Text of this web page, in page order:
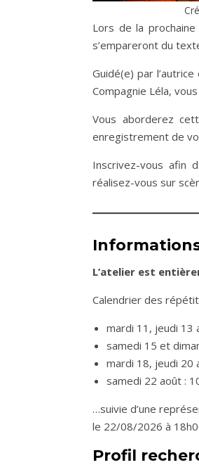
Lors de la
s’empareront du
Guidé(e) par
Compagnie Léla,
Vous aborderez
enregistrement de
Inscrivez-vous afin
réalisez-vous sur
L’atelier est
Calendrier des
mardi 11, jeudi 13
samedi 15 et
mardi 18, jeudi 20
samedi 22 août :
…suivie d’une
le 22/08/2026 à
Profil